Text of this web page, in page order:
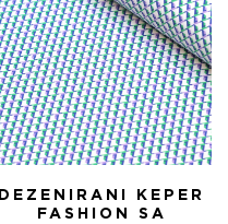
DEZENIRANI KEPER
FASHION SA